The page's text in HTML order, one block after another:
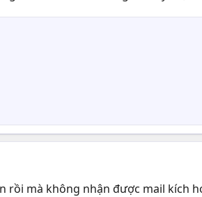
mà không nhận được mail kích